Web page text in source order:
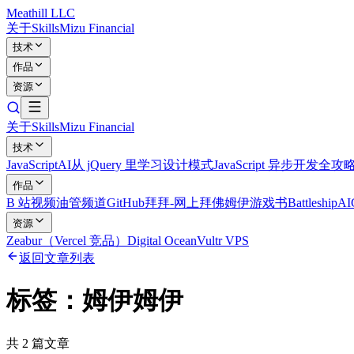
Meathill LLC
关于SkillsMizu Financial
技术
作品
资源
关于SkillsMizu Financial
技术
JavaScriptAI从 jQuery 里学习设计模式JavaScript 异步开发全攻
作品
B 站视频油管频道GitHub拜拜-网上拜佛姆伊游戏书Battleship
资源
Zeabur（Vercel 竞品） Digital OceanVultr VPS
返回文章列表
标签： 姆伊姆伊
共 2 篇文章